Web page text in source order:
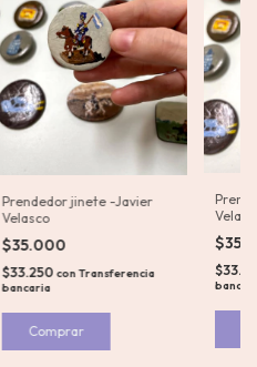
Prendedor jinete -Javier
Velasco
$35.000
$33.250 conTransferencia
bancaria